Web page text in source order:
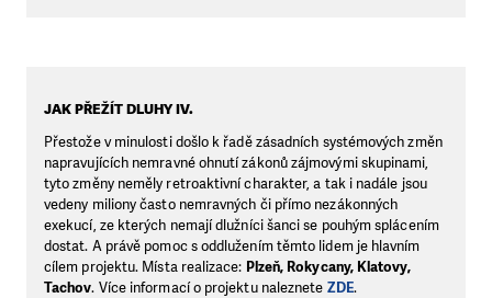
JAK PŘEŽÍT DLUHY IV.
Přestože v minulosti došlo k řadě zásadních systémových změn
napravujících nemravné ohnutí zákonů zájmovými skupinami,
tyto změny neměly retroaktivní charakter, a tak i nadále jsou
vedeny miliony často nemravných či přímo nezákonných
exekucí, ze kterých nemají dlužníci šanci se pouhým splácením
dostat. A právě pomoc s oddlužením těmto lidem je hlavním
cílem projektu. Místa realizace: Plzeň, Rokycany, Klatovy,
Tachov. Více informací o projektu naleznete ZDE.